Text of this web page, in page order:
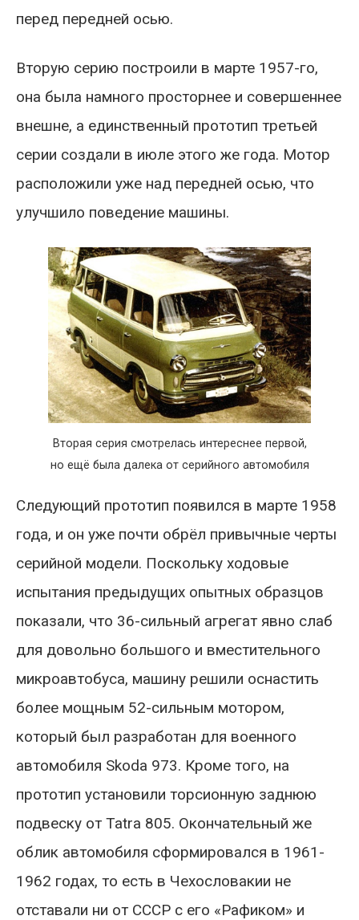
перед передней осью.
Вторую серию построили в марте 1957-го,
она была намного просторнее и совершеннее
внешне, а единственный прототип третьей
серии создали в июле этого же года. Мотор
расположили уже над передней осью, что
улучшило поведение машины.
Вторая серия смотрелась интереснее первой,
но ещё была далека от серийного автомобиля
Следующий прототип появился в марте 1958
года, и он уже почти обрёл привычные черты
серийной модели. Поскольку ходовые
испытания предыдущих опытных образцов
показали, что 36-сильный агрегат явно слаб
для довольно большого и вместительного
микроавтобуса, машину решили оснастить
более мощным 52-сильным мотором,
который был разработан для военного
автомобиля Skoda 973. Кроме того, на
прототип установили торсионную заднюю
подвеску от Tatra 805. Окончательный же
облик автомобиля сформировался в 1961-
1962 годах, то есть в Чехословакии не
отставали ни от СССР с его «Рафиком» и